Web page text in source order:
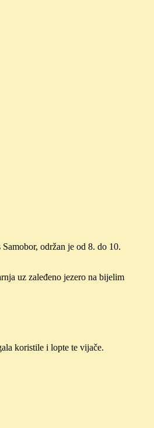
održan je od 8. do 10.
uz zaleđeno jezero na bijelim
koristile i lopte te vijače.